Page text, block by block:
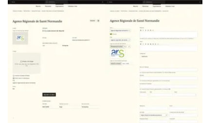
Agrandir Agrandir